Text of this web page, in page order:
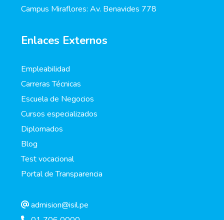
Campus Miraflores: Av. Benavides 778
Enlaces Externos
Empleabilidad
Carreras Técnicas
Escuela de Negocios
Cursos especializados
Diplomados
Blog
Test vocacional
Portal de Transparencia
admision@isil.pe